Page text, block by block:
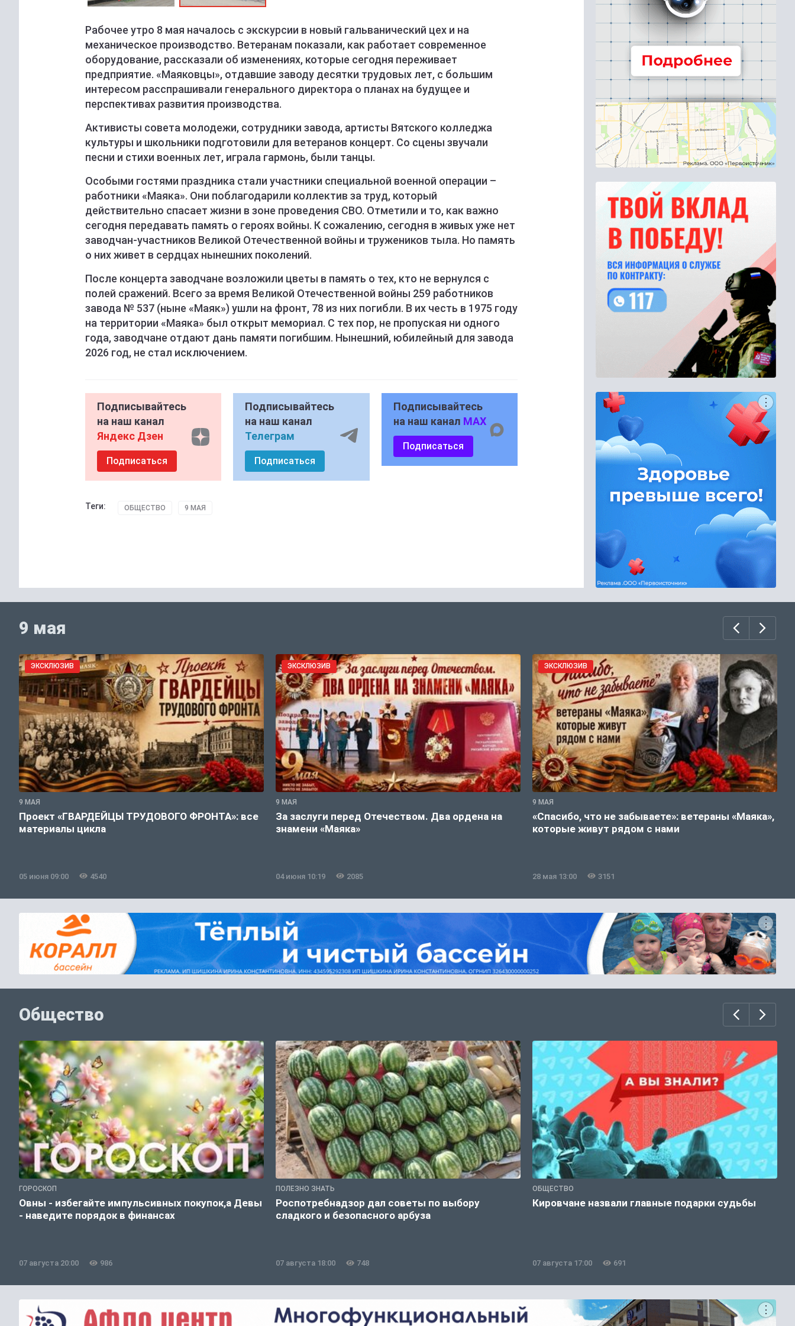
Рабочее утро 8 мая началось с экскурсии в новый гальванический цех и на
механическое производство. Ветеранам показали, как работает современное
оборудование, рассказали об изменениях, которые сегодня переживает
предприятие. «Маяковцы», отдавшие заводу десятки трудовых лет, с большим
интересом расспрашивали генерального директора о планах на будущее и
перспективах развития производства.
Активисты совета молодежи, сотрудники завода, артисты Вятского колледжа
культуры и школьники подготовили для ветеранов концерт. Со сцены звучали
песни и стихи военных лет, играла гармонь, были танцы.
Особыми гостями праздника стали участники специальной военной операции –
работники «Маяка». Они поблагодарили коллектив за труд, который
действительно спасает жизни в зоне проведения СВО. Отметили и то, как важно
сегодня передавать память о героях войны. К сожалению, сегодня в живых уже нет
заводчан-участников Великой Отечественной войны и тружеников тыла. Но память
о них живет в сердцах нынешних поколений.
После концерта заводчане возложили цветы в память о тех, кто не вернулся с
полей сражений. Всего за время Великой Отечественной войны 259 работников
завода № 537 (ныне «Маяк») ушли на фронт, 78 из них погибли. В их честь в 1975 году
на территории «Маяка» был открыт мемориал. С тех пор, не пропуская ни одного
года, заводчане отдают дань памяти погибшим. Нынешний, юбилейный для завода
2026 год, не стал исключением.
Подписывайтесь
на наш канал
Яндекс Дзен
Подписаться
Подписывайтесь
на наш канал
Телеграм
Подписаться
Подписывайтесь
на наш канал MAX
Подписаться
Теги: ОБЩЕСТВО 9 МАЯ
9 мая
ЭКСКЛЮЗИВ
9 МАЯ
Проект «ГВАРДЕЙЦЫ ТРУДОВОГО ФРОНТА»: все
материалы цикла
05 июня 09:00 4540
ЭКСКЛЮЗИВ
9 МАЯ
За заслуги перед Отечеством. Два ордена на
знамени «Маяка»
04 июня 10:19 2085
ЭКСКЛЮЗИВ
9 МАЯ
«Спасибо, что не забываете»: ветераны «Маяка»,
которые живут рядом с нами
28 мая 13:00 3151
Общество
ГОРОСКОП
Овны - избегайте импульсивных покупок,а Девы
- наведите порядок в финансах
07 августа 20:00 986
ПОЛЕЗНО ЗНАТЬ
Роспотребнадзор дал советы по выбору
сладкого и безопасного арбуза
07 августа 18:00 748
ОБЩЕСТВО
Кировчане назвали главные подарки судьбы
07 августа 17:00 691